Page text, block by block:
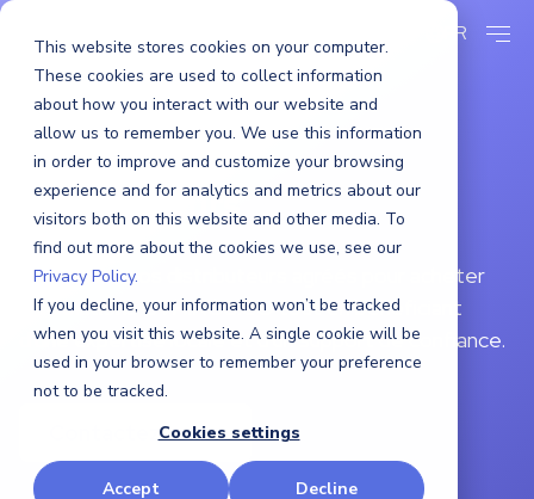
This website stores cookies on your computer.
These cookies are used to collect information
about how you interact with our website and
allow us to remember you. We use this information
in order to improve and customize your browsing
experience and for analytics and metrics about our
visitors both on this website and other media. To
find out more about the cookies we use, see our
Privacy Policy.
If you decline, your information won’t be tracked
when you visit this website. A single cookie will be
used in your browser to remember your preference
not to be tracked.
Cookies settings
Accept Decline
FR
CTHINGS.CO
Distributeurs
Contactez nos distributeurs agréés pour acheter
les solutions CTHINGS.CO tout en bénéficiant
d'une expertise locale et d'un support de confiance.
Contactez-nous